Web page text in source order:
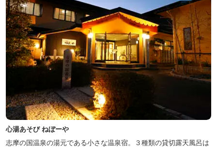
心湯あそび ねぼーや
志摩の国温泉の湯元である小さな温泉宿。３種類の貸切露天風呂は